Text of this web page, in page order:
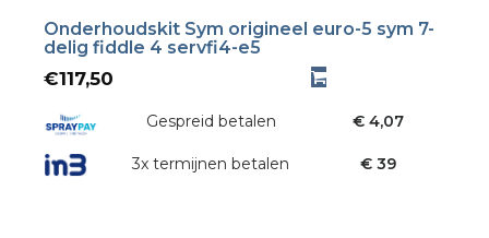
Onderhoudskit Sym origineel euro-5 sym 7-
delig fiddle 4 servfi4-e5
€117,50
Gespreid betalen € 4,07
3x termijnen betalen € 39